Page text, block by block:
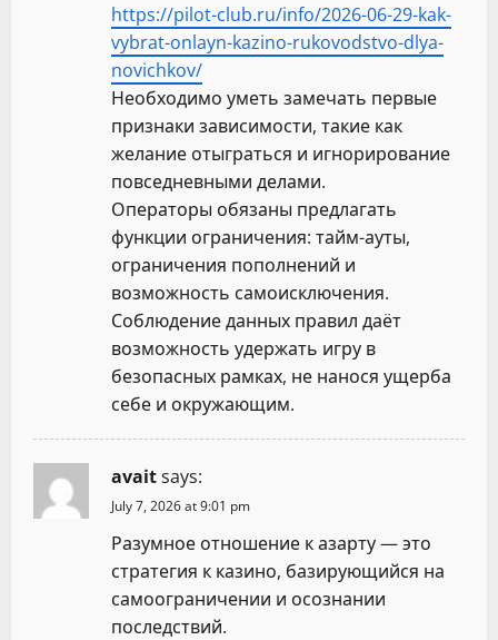
https://pilot-club.ru/info/2026-06-29-kak-
vybrat-onlayn-kazino-rukovodstvo-dlya-
novichkov/
Необходимо уметь замечать первые
признаки зависимости, такие как
желание отыграться и игнорирование
повседневными делами.
Операторы обязаны предлагать
функции ограничения: тайм-ауты,
ограничения пополнений и
возможность самоисключения.
Соблюдение данных правил даёт
возможность удержать игру в
безопасных рамках, не нанося ущерба
себе и окружающим.
avaitsays:
July 7, 2026 at 9:01 pm
Разумное отношение к азарту — это
стратегия к казино, базирующийся на
самоограничении и осознании
последствий.